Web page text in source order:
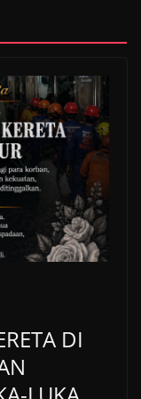
DI